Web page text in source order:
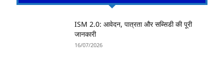
ISM 2.0: आवेदन, पात्रता और सब्सिडी की पूरी
जानकारी
16/07/2026